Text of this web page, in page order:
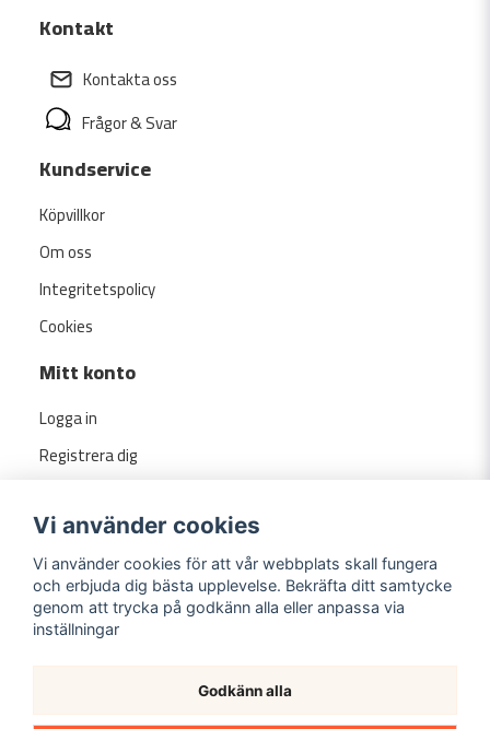
Kontakt
Kontakta oss
Frågor & Svar
Kundservice
Köpvillkor
Om oss
Integritetspolicy
Cookies
Mitt konto
Logga in
Registrera dig
Vi använder cookies
Vi använder cookies för att vår webbplats skall fungera
och erbjuda dig bästa upplevelse. Bekräfta ditt samtycke
genom att trycka på godkänn alla eller anpassa via
inställningar
Godkänn alla